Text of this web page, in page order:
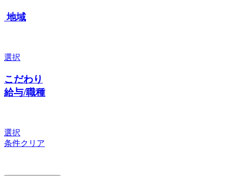
地域
選択
こだわり
給与/職種
選択
条件クリア